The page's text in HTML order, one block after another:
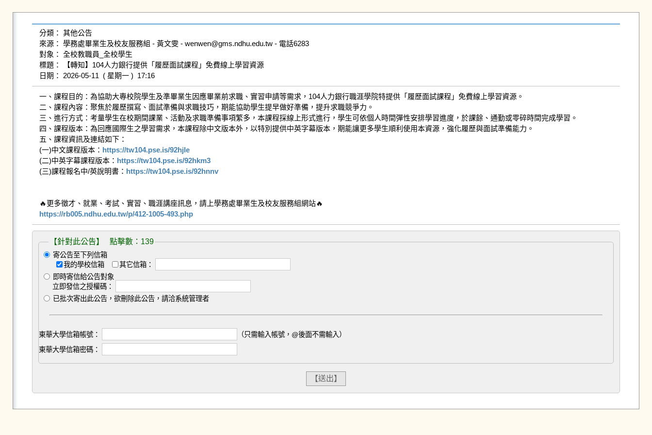
分類： 其他公告
來源： 學務處畢業生及校友服務組 - 黃文雯 - wenwen@gms.ndhu.edu.tw - 電話6283
對象： 全校教職員_全校學生
標題： 【轉知】104人力銀行提供「履歷面試課程」免費線上學習資源
日期： 2026-05-11  ( 星期一 )  17:16
一、課程目的：為協助大專校院學生及準畢業生因應畢業前求職、實習申請等需求，104人力銀行職涯學院特提供「履歷面試課程」免費線上學習資源。
二、課程內容：聚焦於履歷撰寫、面試準備與求職技巧，期能協助學生提早做好準備，提升求職競爭力。
三、進行方式：考量學生在校期間課業、活動及求職準備事項繁多，本課程採線上形式進行，學生可依個人時間彈性安排學習進度，於課餘、通勤或零碎時間完成學習。
四、課程版本：為回應國際生之學習需求，本課程除中文版本外，以特別提供中英字幕版本，期能讓更多學生順利使用本資源，強化履歷與面試準備能力。
五、課程資訊及連結如下：
(一)中文課程版本： https://tw104.pse.is/92hjle
(二)中英字幕課程版本： https://tw104.pse.is/92hkm3
(三)課程報名中/英說明書： https://tw104.pse.is/92hnnv
https://rb005.ndhu.edu.tw/p/412-1005-493.php
【針對此公告】 點擊數：139
寄公告至下列信箱
我的學校信箱
其它信箱：
即時寄信給公告對象
立即發信之授權碼：
已批次寄出此公告，欲刪除此公告，請洽系統管理者
東華大學信箱帳號：
（只需輸入帳號，@後面不需輸入）
東華大學信箱密碼：